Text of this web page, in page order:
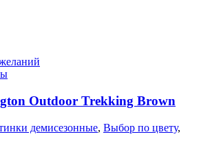
Outdoor Trekking Brown
демисезонные, Выбор по цвету,